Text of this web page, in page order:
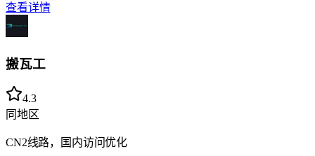
查看详情
搬瓦工
4.3
同地区
CN2线路，国内访问优化